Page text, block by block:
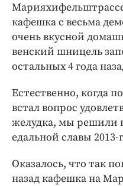
кафешка с весьма
очень вкусной
венский шницель
остальных 4 года
Естественно, когда
встал вопрос
желудка, мы решили
едальной славы 2013-
Оказалось, что так
назад кафешка на